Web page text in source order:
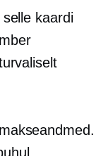
kaardi